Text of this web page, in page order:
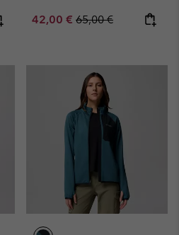
Sale price:
42,00 € Regular price:
65,00 €